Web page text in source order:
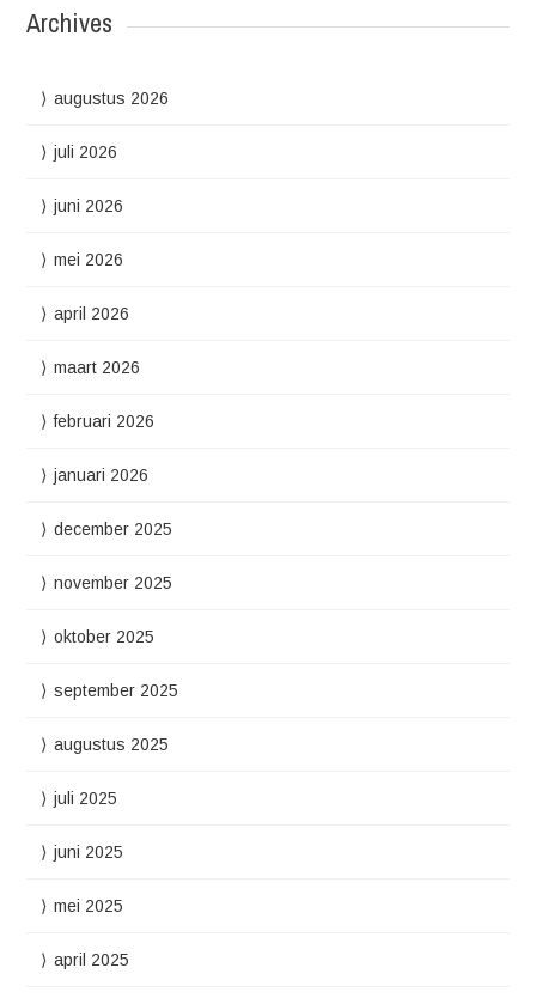
Archives
augustus 2026
juli 2026
juni 2026
mei 2026
april 2026
maart 2026
februari 2026
januari 2026
december 2025
november 2025
oktober 2025
september 2025
augustus 2025
juli 2025
juni 2025
mei 2025
april 2025